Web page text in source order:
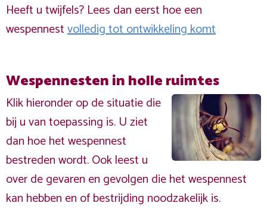
Heeft u twijfels? Lees dan eerst hoe een
wespennestvolledig tot ontwikkeling komt
Wespennesten in holle ruimtes
Klik hieronder op de situatie die
bij u van toepassing is. U ziet
dan hoe het wespennest
bestreden wordt. Ook leest u
over de gevaren en gevolgen die het wespennest
kan hebben en of bestrijding noodzakelijk is.